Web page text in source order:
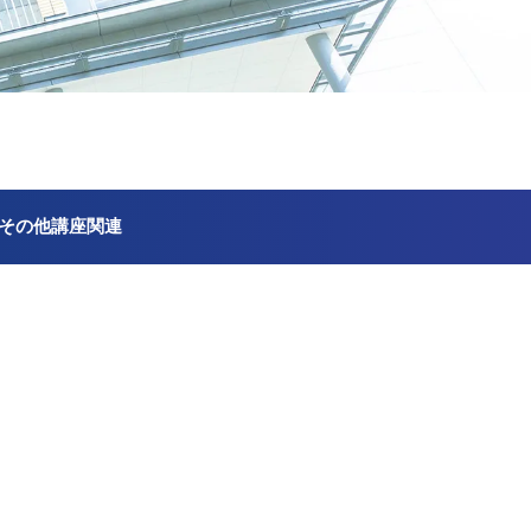
の他講座関連